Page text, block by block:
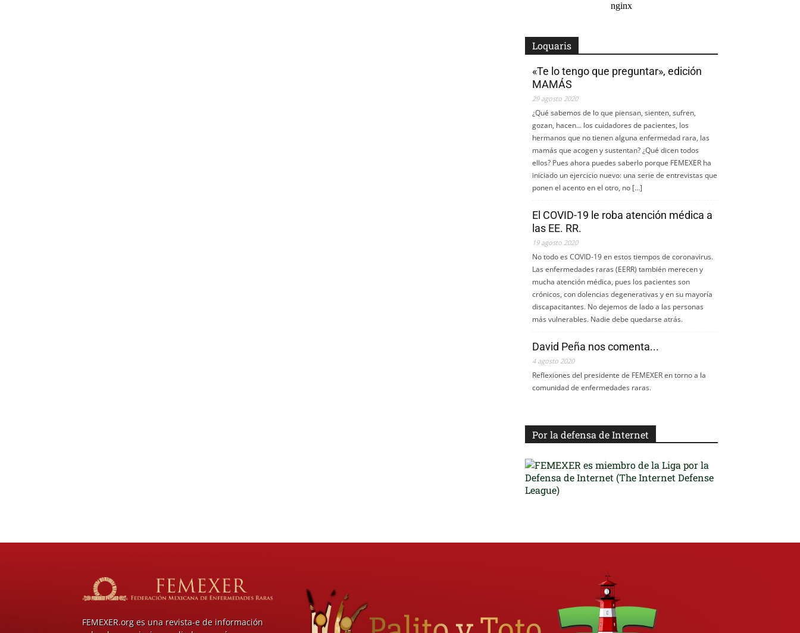
Loquaris
«Te lo tengo que preguntar», edición
MAMÁS
29 agosto 2020
¿Qué sabemos de lo que piensan, sienten, sufren,
gozan, hacen... los cuidadores de pacientes, los
hermanos que no tienen alguna enfermedad rara, las
mamás que acogen y sustentan? ¿Qué dicen todos
ellos? Pues ahora puedes saberlo porque FEMEXER ha
iniciado un ejercicio nuevo: una serie de entrevistas que
ponen el acento en el otro, no […]
El COVID-19 le roba atención médica a
las EE. RR.
19 agosto 2020
No todo es COVID-19 en estos tiempos de coronavirus.
Las enfermedades raras (EERR) también merecen y
mucha atención médica, pues los pacientes son
crónicos, con dolencias degenerativas y en su mayoría
discapacitantes. No dejemos de lado a las personas
más vulnerables. Nadie debe quedarse atrás.
David Peña nos comenta...
4 agosto 2020
Reflexiones del presidente de FEMEXER en torno a la
comunidad de enfermedades raras.
Por la defensa de Internet
FEMEXER.org es una revista-e de información